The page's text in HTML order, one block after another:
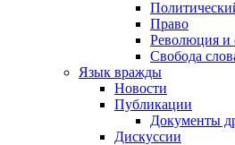
Право
Революция и
Свобода
Язык вражды
Новости
Публикации
Документы
Дискуссии